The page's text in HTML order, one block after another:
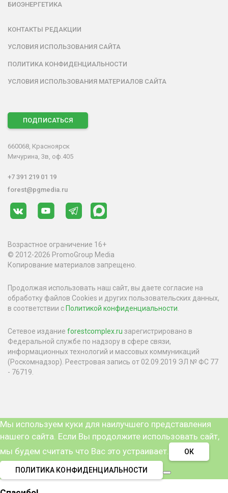
БИОЭНЕРГЕТИКА
КОНТАКТЫ РЕДАКЦИИ
УСЛОВИЯ ИСПОЛЬЗОВАНИЯ САЙТА
ПОЛИТИКА КОНФИДЕНЦИАЛЬНОСТИ
УСЛОВИЯ ИСПОЛЬЗОВАНИЯ МАТЕРИАЛОВ САЙТА
ПОДПИСАТЬСЯ
660068, Красноярск
Мичурина, 3в, оф.405
+7 391 219 01 19
forest@pgmedia.ru
Возрастное ограничение 16+
© 2012-2026 PromoGroup Media
Копирование материалов запрещено.
Продолжая использовать наш сайт, вы даете согласие на
обработку файлов Cookies и других пользовательских данных,
в соответствии с Политикой конфиденциальности.
Сетевое издание forestcomplex.ru зарегистрировано в
Федеральной службе по надзору в сфере связи,
информационных технологий и массовых коммуникаций
(Роскомнадзор). Реестровая запись от 02.09.2019 ЭЛ № ФС 77
- 76719.
Мы используем куки для наилучшего представления
нашего сайта. Если Вы продолжите использовать сайт,
мы будем считать что Вас это устраивает.
ОК
ПОЛИТИКА КОНФИДЕНЦИАЛЬНОСТИ